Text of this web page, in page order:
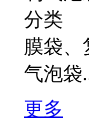
分类
膜袋
气泡袋
更多